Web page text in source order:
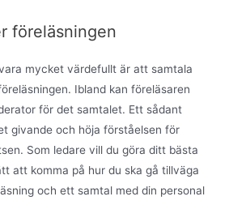
föreläsningen
mycket värdefullt är att samtala
Ibland kan föreläsaren
för det samtalet. Ett sådant
givande och höja förståelsen för
Som ledare vill du göra ditt bästa
att komma på hur du ska gå tillväga
och ett samtal med din personal